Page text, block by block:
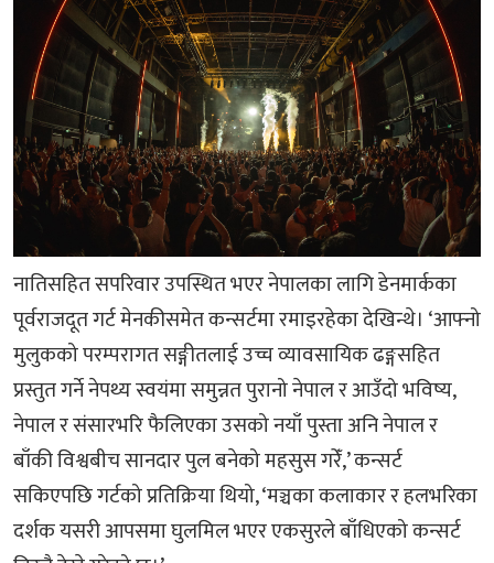
नातिसहित सपरिवार उपस्थित भएर नेपालका लागि डेनमार्कका
पूर्वराजदूत गर्ट मेनकीसमेत कन्सर्टमा रमाइरहेका देखिन्थे। ‘आफ्नो
मुलुकको परम्परागत सङ्गीतलाई उच्च व्यावसायिक ढङ्गसहित
प्रस्तुत गर्ने नेपथ्य स्वयंमा समुन्नत पुरानो नेपाल र आउँदो भविष्य,
नेपाल र संसारभरि फैलिएका उसको नयाँ पुस्ता अनि नेपाल र
बाँकी विश्वबीच सानदार पुल बनेको महसुस गरेँ,’ कन्सर्ट
सकिएपछि गर्टको प्रतिक्रिया थियो, ‘मञ्चका कलाकार र हलभरिका
दर्शक यसरी आपसमा घुलमिल भएर एकसुरले बाँधिएको कन्सर्ट